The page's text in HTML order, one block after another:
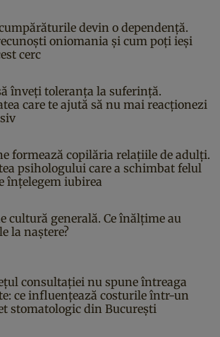
devin o dependență.
oniomania și cum poți ieși
cerc
înveți toleranța la suferință.
care te ajută să nu mai reacționezi
formează copilăria relațiile de adulți.
psihologului care a schimbat felul
înțelegem iubirea
cultură generală. Ce înălțime au
la naștere?
consultației nu spune întreaga
ce influențează costurile într-un
stomatologic din București